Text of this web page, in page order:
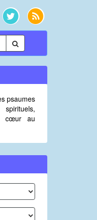
psaumes
cœur au